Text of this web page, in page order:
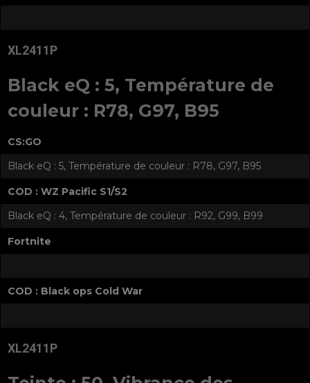
XL2411P
Black eQ : 5, Température de
couleur : R78, G97, B95
CS:GO
Black eQ : 5, Température de couleur : R78, G97, B95
COD : WZ Pacific S1/S2
Black eQ : 4, Température de couleur : R92, G99, B99
Fortnite
COD : Black ops Cold War
XL2411P